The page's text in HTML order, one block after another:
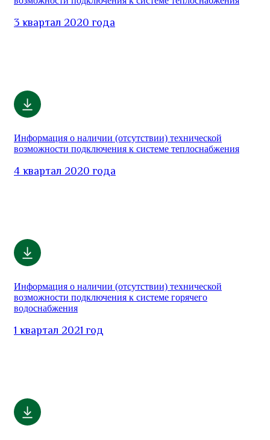
3 квартал 2020 года
Информация о наличии (отсутствии) технической
возможности подключения к системе теплоснабжения
4 квартал 2020 года
Информация о наличии (отсутствии) технической
возможности подключения к системе горячего
водоснабжения
1 квартал 2021 год